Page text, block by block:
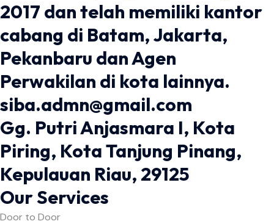
2017 dan telah memiliki kantor
cabang di Batam, Jakarta,
Pekanbaru dan Agen
Perwakilan di kota lainnya.
siba.admn@gmail.com
Gg. Putri Anjasmara I, Kota
Piring, Kota Tanjung Pinang,
Kepulauan Riau, 29125
Our Services
Door to Door